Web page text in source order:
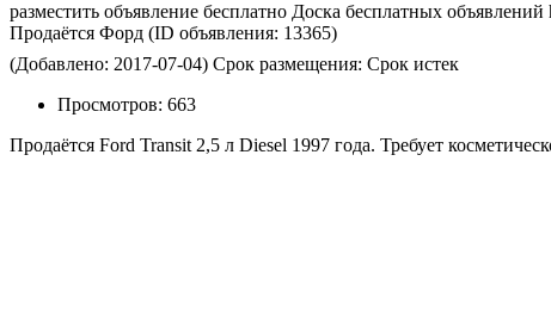
разместить объявление бесплатно Доска бесплатных
Продаётся Форд (ID объявления: 13365)
(Добавлено: 2017-07-04) Срок размещения: Срок истек
Просмотров: 663
Продаётся Ford Transit 2,5 л Diesel 1997 года. Требует